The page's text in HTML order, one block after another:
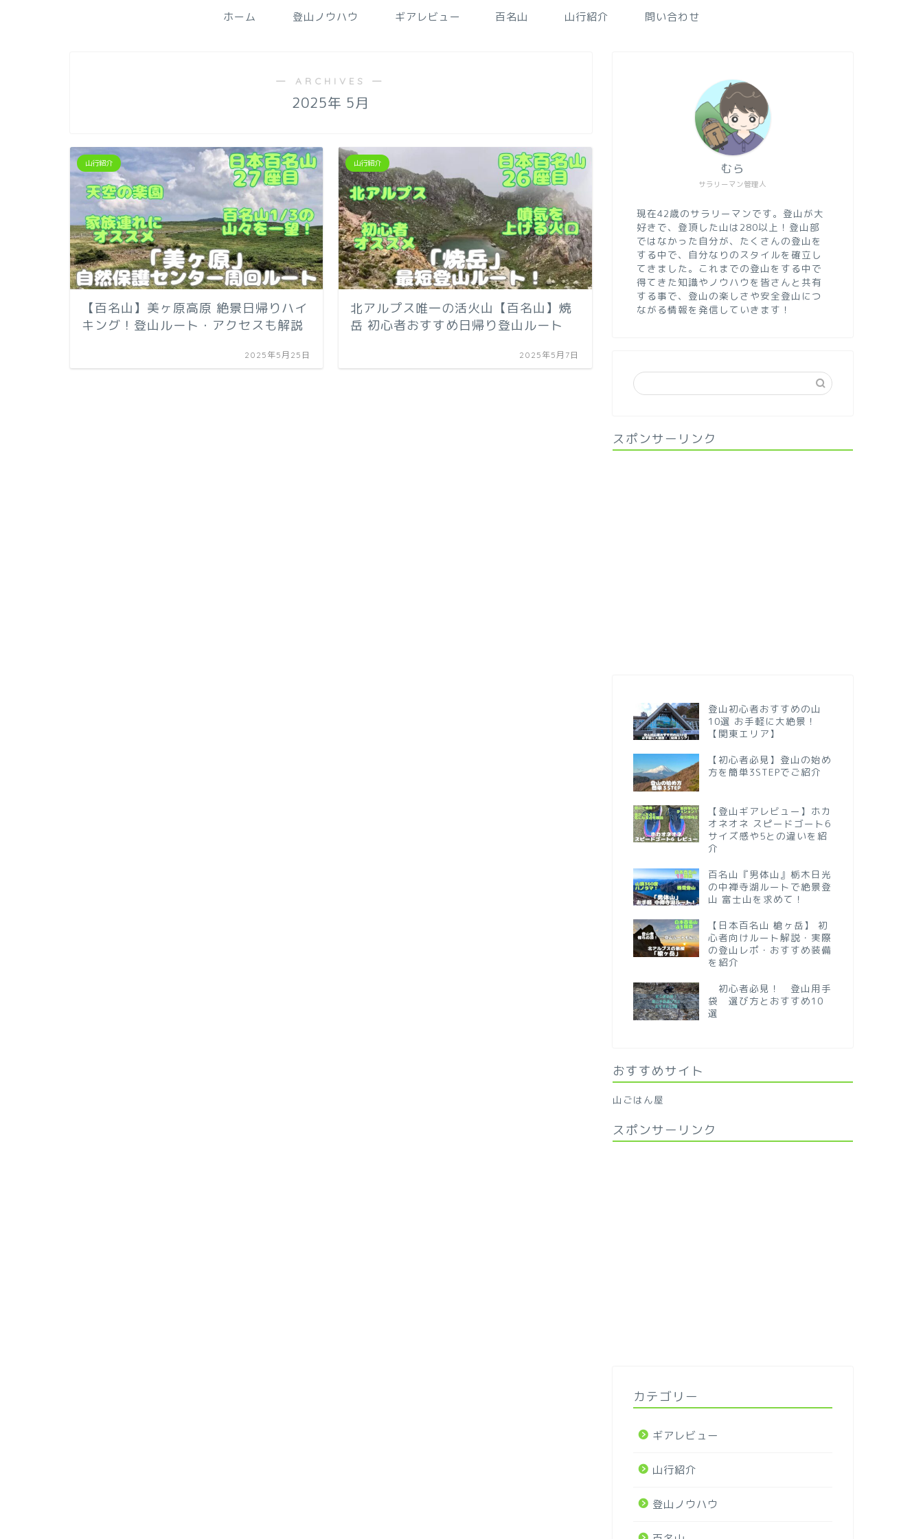
ホーム 登山ノウハウ ギアレビュー 百名山 山行紹介 問い合わせ
― ARCHIVES ―
2025年 5月
山行紹介
【百名山】美ヶ原高原 絶景日帰りハイ
キング！登山ルート・アクセスも解説
2025年5月25日
山行紹介
北アルプス唯一の活火山【百名山】焼
岳 初心者おすすめ日帰り登山ルート
2025年5月7日
サラリーマン管理人
むら
現在42歳のサラリーマンです。登山が大
好きで、登頂した山は280以上！登山部
ではなかった自分が、たくさんの登山を
する中で、自分なりのスタイルを確立し
てきました。これまでの登山をする中で
得てきた知識やノウハウを皆さんと共有
する事で、登山の楽しさや安全登山につ
ながる情報を発信していきます！
スポンサーリンク
登山初心者おすすめの山
10選 お手軽に大絶景！
【関東エリア】
【初心者必見】登山の始め
方を簡単3STEPでご紹介
【登山ギアレビュー】ホカ
オネオネ スピードゴート6
サイズ感や5との違いを紹
介
百名山『男体山』栃木日光
の中禅寺湖ルートで絶景登
山 富士山を求めて！
【日本百名山 槍ヶ岳】 初
心者向けルート解説・実際
の登山レポ・おすすめ装備
を紹介
初心者必見！ 登山用手
袋 選び方とおすすめ10
選
おすすめサイト
山ごはん屋
スポンサーリンク
カテゴリー
ギアレビュー
山行紹介
登山ノウハウ